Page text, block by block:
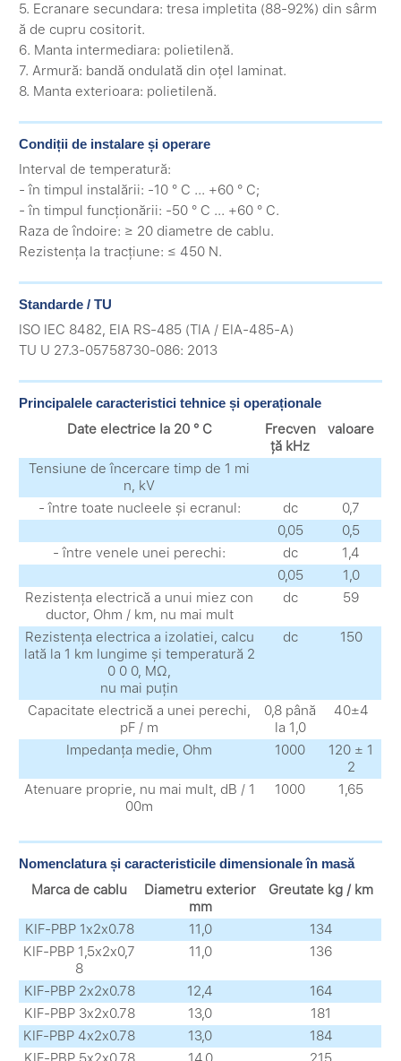
5. Ecranare secundara: tresa impletita (88-92%) din sârm
ă de cupru cositorit.
6. Manta intermediara: polietilenă.
7. Armură: bandă ondulată din oțel laminat.
8. Manta exterioara: polietilenă.
Condiții de instalare și operare
Interval de temperatură:
- în timpul instalării: -10 ° C ... +60 ° C;
- în timpul funcționării: -50 ° C ... +60 ° C.
Raza de îndoire: ≥ 20 diametre de cablu.
Rezistența la tracțiune: ≤ 450 N.
Standarde / TU
ISO IEC 8482, EIA RS-485 (TIA / EIA-485-A)
TU U 27.3-05758730-086: 2013
Principalele caracteristici tehnice și operaționale
Date electrice la 20 ° C
Frecven
ță kHz
valoare
Tensiune de încercare timp de 1 mi
n, kV
- între toate nucleele și ecranul:
dc
0,7
0,05
0,5
- între venele unei perechi:
dc
1,4
0,05
1,0
Rezistența electrică a unui miez con
ductor, Ohm / km, nu mai mult
dc 59
Rezistența electrica a izolatiei, calcu
lată la 1 km lungime și temperatură 2
0 0 0, MΩ,
nu mai puțin
dc 150
Capacitate electrică a unei perechi,
pF / m
0,8 până
la 1,0
40±4
Impedanța medie, Ohm 1000
120 ± 1
2
Atenuare proprie, nu mai mult, dB / 1
00m
1000 1,65
Nomenclatura și caracteristicile dimensionale în masă
Marca de cablu
Diametru exterior
mm
Greutate kg / km
KIF-PBP 1x2x0.78 11,0
134
KIF-PBP 1,5x2x0,7
8
11,0 136
KIF-PBP 2x2x0.78 12,4
164
KIF-PBP 3x2x0.78
13,0
181
KIF-PBP 4x2x0.78
13,0
184